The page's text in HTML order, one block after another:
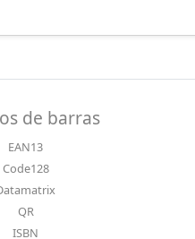
de barras
EAN13
Code128
QR
ISBN